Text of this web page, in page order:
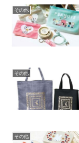
その他
その他
その他